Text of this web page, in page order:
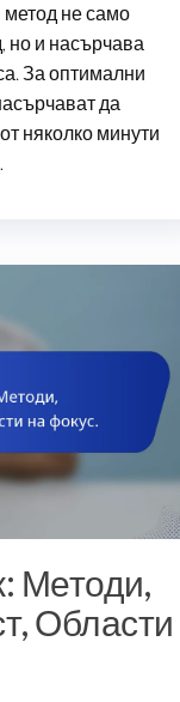
не само
но и насърчава
За оптимални
да
няколко минути
Методи,
Области